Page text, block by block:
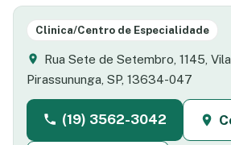
Clinica/Centro de Especialidade
Rua Sete de Setembro, 1145,
Pirassununga, SP, 13634-047
(19) 3562-3042